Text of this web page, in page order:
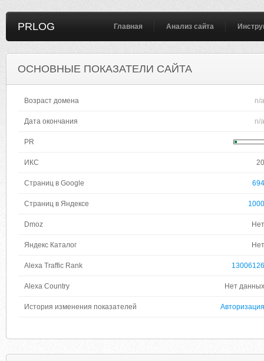
PRLOG Главная Анализ сайта
ОСНОВНЫЕ ПОКАЗАТЕЛИ САЙТА
Возраст домена n/a
Дата окончания n/a
PR
ИКС 20
Страниц в Google 694
Страниц в Яндексе 1000
Dmoz Нет
Яндекс Каталог Нет
Alexa Traffic Rank 13006126
Alexa Country Нет данных
История изменения показателей Авторизация